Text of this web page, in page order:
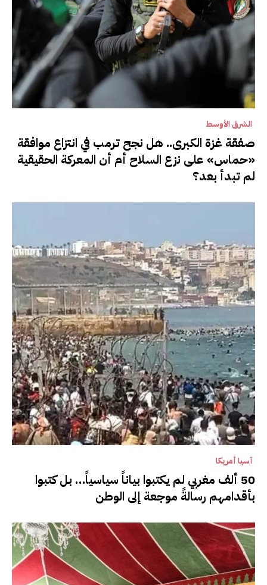
الشرق الأوسط
صفقة غزة الكبرى.. هل نجح ترمب في انتزاع موافقة
«حماس» على نزع السلاح أم أن المعركة الحقيقية
لم تبدأ بعد؟
آسيا أمريكا
50 ألف مغربي لم يكتبوا بياناً سياسياً… بل كتبوا
بأقدامهم رسالةً موجعة إلى الوطن